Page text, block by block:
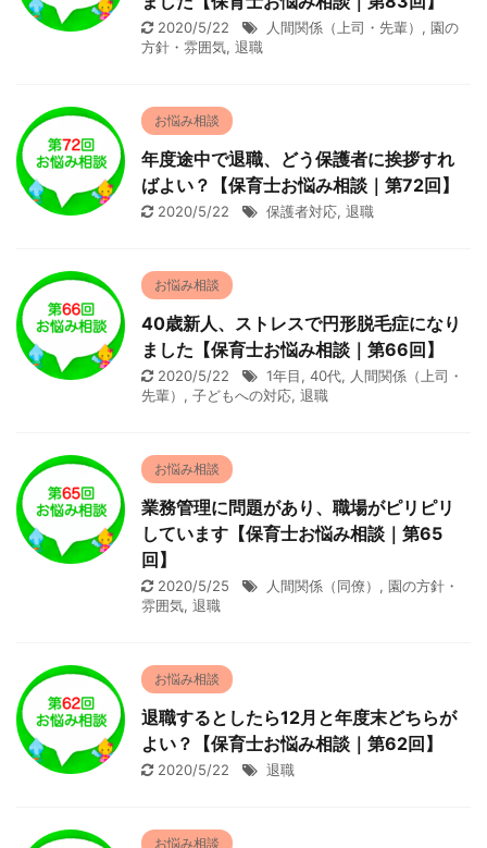
2020/5/22 人間関係（上司・先輩） , 園の
方針・雰囲気, 退職
お悩み相談
年度途中で退職、どう保護者に挨拶すれ
ばよい？【保育士お悩み相談｜第72回】
2020/5/22 保護者対応, 退職
お悩み相談
40歳新人、ストレスで円形脱毛症になり
ました【保育士お悩み相談｜第66回】
2020/5/22 1年目, 40代, 人間関係（上司・
先輩） , 子どもへの対応, 退職
お悩み相談
業務管理に問題があり、職場がピリピリ
しています【保育士お悩み相談｜第65
回】
2020/5/25 人間関係（同僚） , 園の方針・
雰囲気, 退職
お悩み相談
退職するとしたら12月と年度末どちらが
よい？【保育士お悩み相談｜第62回】
2020/5/22 退職
お悩み相談